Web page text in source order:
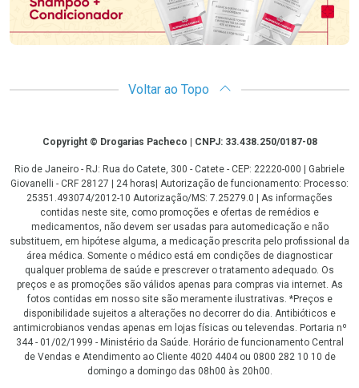
Voltar ao Topo
CopyrightCopyright © Drogarias Pacheco | CNPJ: 33.438.250/0187-08
Rio de Janeiro - RJ: Rua do Catete, 300 - Catete - CEP: 22220-000 | Gabriele
Giovanelli - CRF 28127 | 24 horas| Autorização de funcionamento: Processo:
25351.493074/2012-10 Autorização/MS: 7.25279.0 | As informações
contidas neste site, como promoções e ofertas de remédios e
medicamentos, não devem ser usadas para automedicação e não
substituem, em hipótese alguma, a medicação prescrita pelo profissional da
área médica. Somente o médico está em condições de diagnosticar
qualquer problema de saúde e prescrever o tratamento adequado. Os
preços e as promoções são válidos apenas para compras via internet. As
fotos contidas em nosso site são meramente ilustrativas. *Preços e
disponibilidade sujeitos a alterações no decorrer do dia. Antibióticos e
antimicrobianos vendas apenas em lojas físicas ou televendas. Portaria nº
344 - 01/02/1999 - Ministério da Saúde. Horário de funcionamento Central
de Vendas e Atendimento ao Cliente 4020 4404 ou 0800 282 10 10 de
domingo a domingo das 08h00 às 20h00.